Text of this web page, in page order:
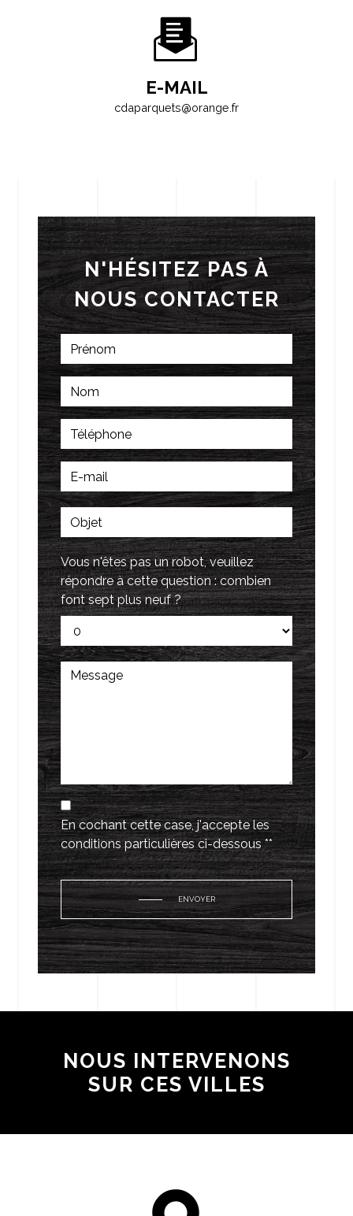
E-MAIL
cdaparquets@orange.fr
N'HÉSITEZ PAS À
NOUS CONTACTER
Vous n'êtes pas un robot, veuillez
répondre à cette question : combien
font sept plus neuf ?
En cochant cette case, j'accepte les
conditions particulières ci-dessous **
ENVOYER
NOUS INTERVENONS
SUR CES VILLES